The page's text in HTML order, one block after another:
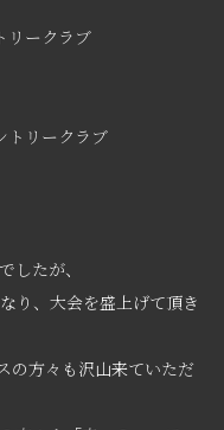
リークラブ
トリークラブ
したが、
り、大会を盛上げて頂き
の方々も沢山来ていただ